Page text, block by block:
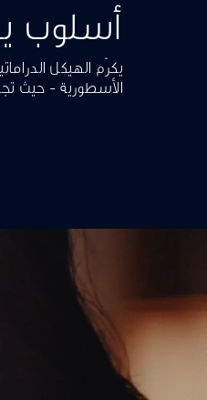
أسلوب
الأسطورية - حيث